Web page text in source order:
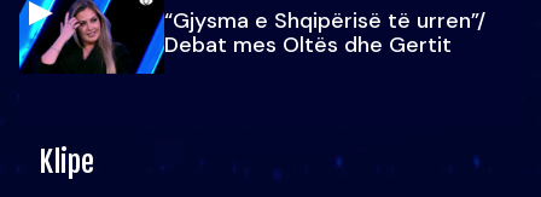
“Gjysma e Shqipërisë të urren”/
Debat mes Oltës dhe Gertit
Klipe